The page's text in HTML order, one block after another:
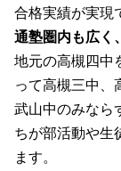
合格実績が実現
通塾圏内も広く
地元の高槻四中
って高槻三中、
武山中のみなら
ちが部活動や生
ます。